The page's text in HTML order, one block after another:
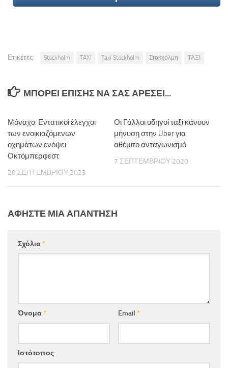
Ετικέτες: Stockholm TAXI Taxi Stockholm Στοκχόλμη ΤΑΞΙ
ΜΠΟΡΕΊ ΕΠΊΣΗΣ ΝΑ ΣΑΣ ΑΡΈΣΕΙ...
Μόναχο: Εντατικοί έλεγχοι
των ενοικιαζόμενων
οχημάτων ενόψει
Οκτόμπερφεστ
20 ΣΕΠΤΕΜΒΡΊΟΥ 2023
Οι Γάλλοι οδηγοί ταξί κάνουν
μήνυση στην Uber για
αθέμιτο ανταγωνισμό
7 ΣΕΠΤΕΜΒΡΊΟΥ 2020
ΑΦΉΣΤΕ ΜΙΑ ΑΠΆΝΤΗΣΗ
Σχόλιο *
Όνομα* Email *
Ιστότοπος